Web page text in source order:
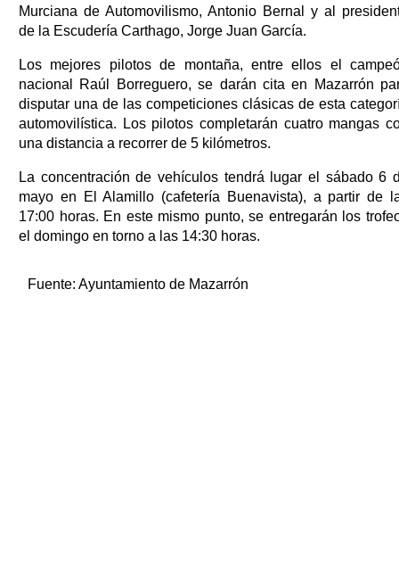
Murciana de Automovilismo, Antonio Bernal y al
de la Escudería Carthago, Jorge Juan García.
Los mejores pilotos de montaña, entre ellos el
nacional Raúl Borreguero, se darán cita en Mazarrón
disputar una de las competiciones clásicas de esta
automovilística. Los pilotos completarán cuatro mangas
una distancia a recorrer de 5 kilómetros.
La concentración de vehículos tendrá lugar el sábado 6
mayo en El Alamillo (cafetería Buenavista), a partir de
17:00 horas. En este mismo punto, se entregarán los
el domingo en torno a las 14:30 horas.
Fuente: Ayuntamiento de Mazarrón